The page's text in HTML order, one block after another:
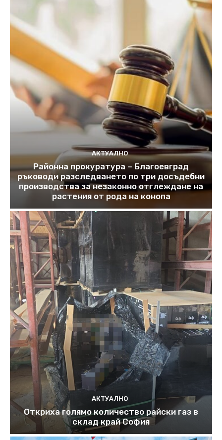
АКТУАЛНО
Районна прокуратура – Благоевград
ръководи разследването по три досъдебни
производства за незаконно отглеждане на
растения от рода на конопа
АКТУАЛНО
Откриха голямо количество райски газ в
склад край София